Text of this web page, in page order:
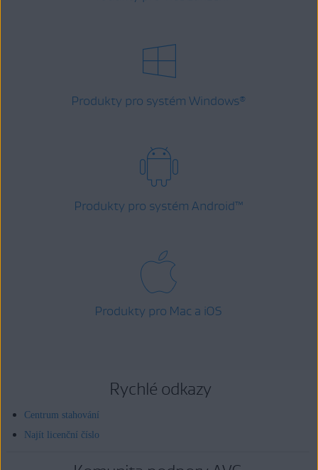
Produkty pro systém Windows®
Produkty pro systém Android™
Produkty pro Mac a iOS
Rychlé odkazy
Centrum stahování
Najít licenční číslo